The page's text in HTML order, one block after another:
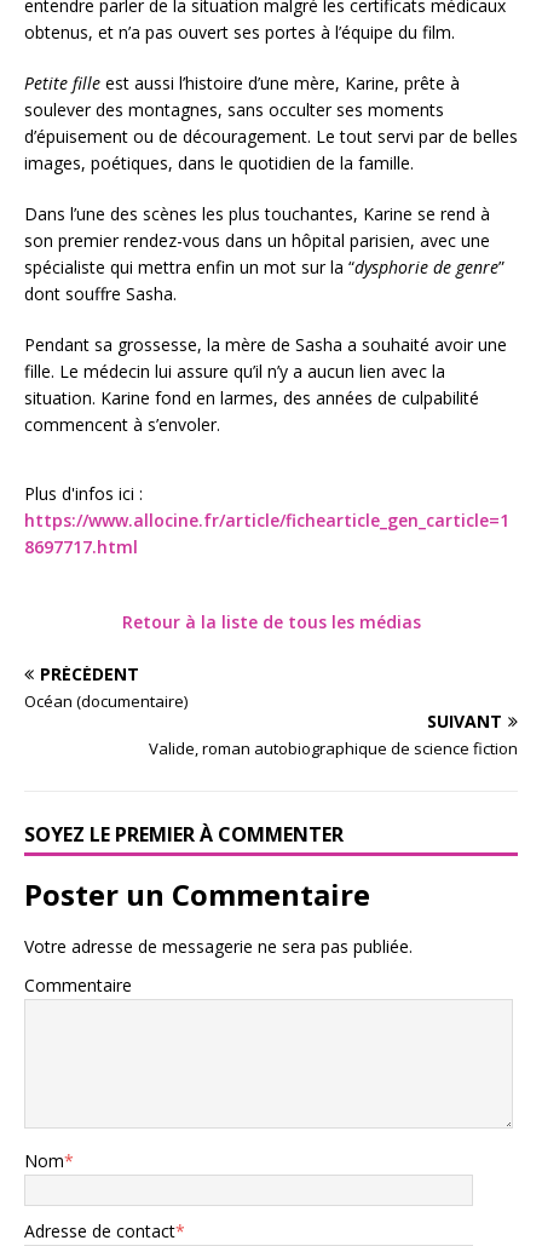
entendre parler de la situation malgré les certificats médicaux
obtenus, et n’a pas ouvert ses portes à l’équipe du film.
Petite fille est aussi l’histoire d’une mère, Karine, prête à
soulever des montagnes, sans occulter ses moments
d’épuisement ou de découragement. Le tout servi par de belles
images, poétiques, dans le quotidien de la famille.
Dans l’une des scènes les plus touchantes, Karine se rend à
son premier rendez-vous dans un hôpital parisien, avec une
spécialiste qui mettra enfin un mot sur la “dysphorie de genre”
dont souffre Sasha.
Pendant sa grossesse, la mère de Sasha a souhaité avoir une
fille. Le médecin lui assure qu’il n’y a aucun lien avec la
situation. Karine fond en larmes, des années de culpabilité
commencent à s’envoler.
Plus d'infos ici :
https://www.allocine.fr/article/fichearticle_gen_carticle=1
8697717.html
Retour à la liste de tous les médias
PRÉCÉDENT
Océan (documentaire)
SUIVANT
Valide, roman autobiographique de science fiction
SOYEZ LE PREMIER À COMMENTER
Poster un Commentaire
Votre adresse de messagerie ne sera pas publiée.
Commentaire
Nom*
Adresse de contact*